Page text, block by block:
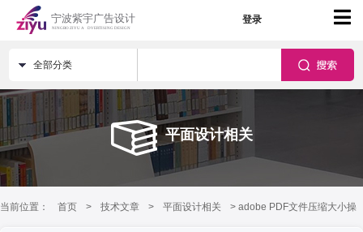
登录
全部分类
平面设计相关
当前位置： 首页 > 技术文章 > 平面设计相关 > adobe PDF文件压缩大小操